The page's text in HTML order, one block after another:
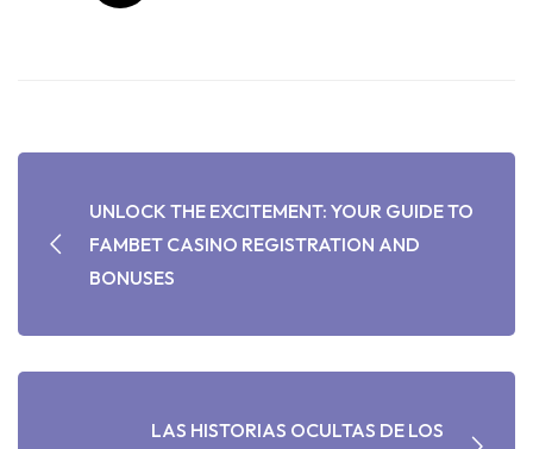
UNLOCK THE EXCITEMENT: YOUR GUIDE TO
FAMBET CASINO REGISTRATION AND
BONUSES
LAS HISTORIAS OCULTAS DE LOS